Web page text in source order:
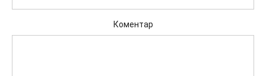
Коментар